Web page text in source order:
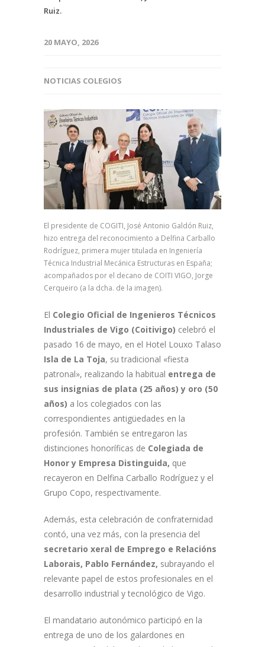
Ruiz.
20 MAYO, 2026
NOTICIAS COLEGIOS
El presidente de COGITI, José Antonio Galdón Ruiz,
hizo entrega del reconocimiento a Delfina Carballo
Rodríguez, primera mujer titulada en Ingeniería
Técnica Industrial Mecánica Estructuras en España;
acompañados por el decano de COITI VIGO, Jorge
Cerqueiro (a la dcha. de la imagen).
El Colegio Oficial de Ingenieros Técnicos
Industriales de Vigo (Coitivigo) celebró el
pasado 16 de mayo, en el Hotel Louxo Talaso
Isla de La Toja, su tradicional «fiesta
patronal», realizando la habitual entrega de
sus insignias de plata (25 años) y oro (50
años) a los colegiados con las
correspondientes antigüedades en la
profesión. También se entregaron las
distinciones honoríficas de Colegiada de
Honor y Empresa Distinguida, que
recayeron en Delfina Carballo Rodríguez y el
Grupo Copo, respectivamente.
Además, esta celebración de confraternidad
contó, una vez más, con la presencia del
secretario xeral de Emprego e Relacións
Laborais, Pablo Fernández, subrayando el
relevante papel de estos profesionales en el
desarrollo industrial y tecnológico de Vigo.
El mandatario autonómico participó en la
entrega de uno de los galardones en